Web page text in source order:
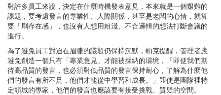
對許多員工來說，決定在什麼時機發表意見，本來就是一個艱難的
課題，要考慮發言的專業性、人際關係，甚至是老闆的心情，就算
要「刷存在感」，也沒有人想用粗淺、不合邏輯的想法打斷會議的
進行。
為了避免員工對迫在眉睫的議題仍保持沉默，帕克提醒，管理者應
避免創造一個只有「專業意見」才能被採納的環境，「即使我們期
待高品質的發言，也必須對低品質的發言保持耐心，了解為什麼他
們的發言有所不足，他們才能從中學習和成長。」即使是團隊裡特
定領域的專家，他們的發言也應該要有接受挑戰、質疑的空間。